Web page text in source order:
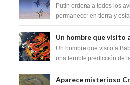
prepara para destruir
"Caballero Negro"
Putin ordena a todos los
permanecer en tierra y
Un hombre que visito
recordó la terrible
para febrero de 2022.
Un hombre que visito a
una terrible predicción de
Aparece misterioso